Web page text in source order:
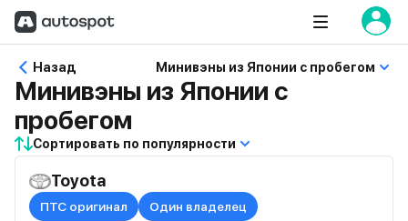
Назад Минивэны из Японии с пробегом
Минивэны из Японии с
пробегом
Сортировать по популярности
Toyota
ПТС оригинал Один владелец